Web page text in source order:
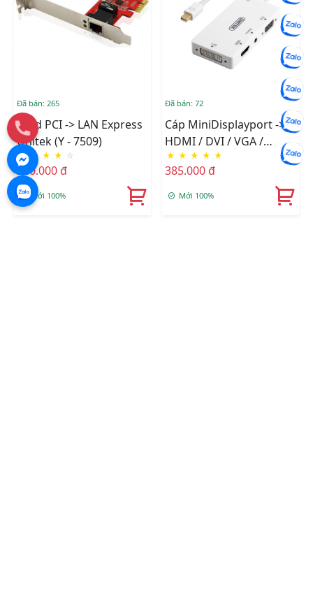
Đã bán: 265
Card PCI -> LAN Express
Unitek (Y - 7509)
★ ★ ★ ★ ☆
240.000 đ
Mới 100%
Đã bán: 72
Cáp MiniDisplayport ->
HDMI / DVI / VGA /
Audio Unitek (Y - 6354)
★ ★ ★ ★ ★
385.000 đ
Mới 100%